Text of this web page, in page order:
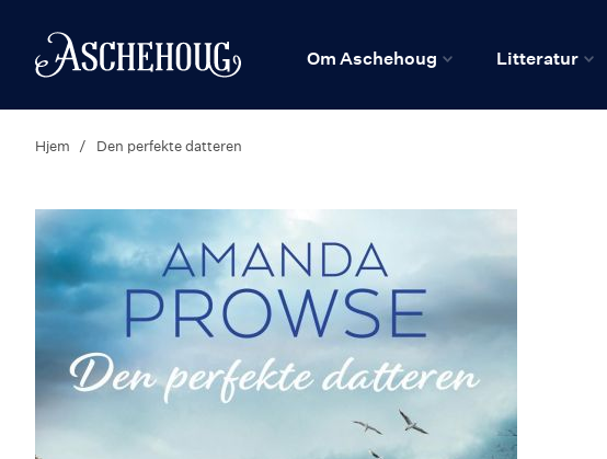
Hjem
Om Aschehoug Litteratur
Hjem Den perfekte datteren